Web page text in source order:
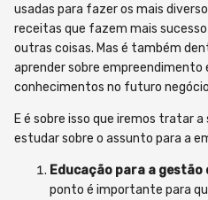
usadas para fazer os mais
receitas que fazem mais
outras coisas. Mas é também
aprender sobre empreendimento
conhecimentos no futuro
E é sobre isso que iremos tratar
estudar sobre o assunto para a
Educação para a gestão
ponto é importante para